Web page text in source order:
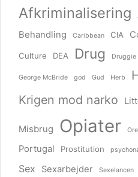
Afkriminalisering
Behandling Caribbean CIA
Culture DEA Drug Druggie
George McBride god Gud Herb
Krigen mod narko
Misbrug Opiater
Portugal Prostitution
Sex Sexarbejder Sexelancen